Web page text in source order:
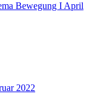
Bewegung I April
2022